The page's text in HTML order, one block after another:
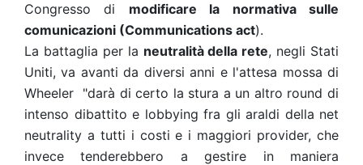
Congresso di modificare la normativa sulle
comunicazioni (Communications act).
La battaglia per la neutralità della rete, negli Stati
Uniti, va avanti da diversi anni e l'attesa mossa di
Wheeler "darà di certo la stura a un altro round di
intenso dibattito e lobbying fra gli araldi della net
neutrality a tutti i costi e i maggiori provider, che
invece tenderebbero a gestire in maniera